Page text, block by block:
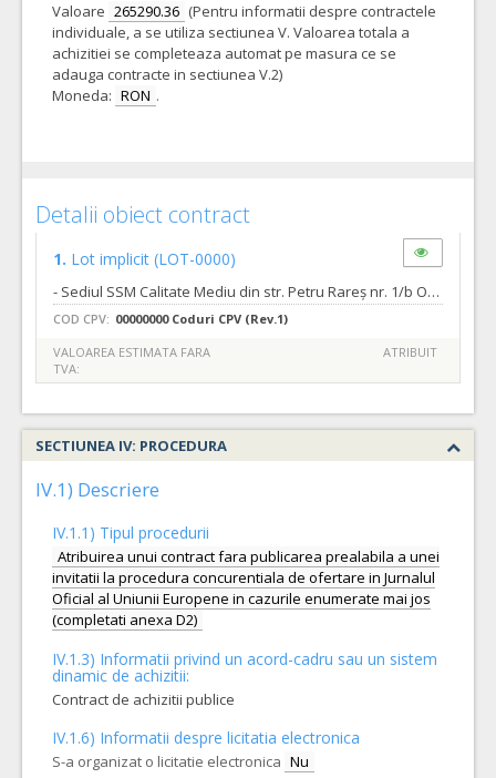
Valoare 265290.36 (Pentru informatii despre contractele
individuale, a se utiliza sectiunea V. Valoarea totala a
achizitiei se completeaza automat pe masura ce se
adauga contracte in sectiunea V.2)
Moneda: RON .
Detalii obiect contract
1. Lot implicit (LOT-0000)
- Sediul SSM Calitate Mediu din str. Petru Rareș nr. 1/b Oradea 1 (un) post de 9 ore numai în zilele lucrătoare între orele 700-1600; - paza proprietății împotriva accesului neautorizat sau a ocupării abuzive; - paza proprietății împotriva furturilor, a distrugerilor, incendiilor, precum și a altor acțiuni producătoare de pagube materiale; - detectarea substanțelor, armelor, explozibililor sau a materialelor de orice natură care pot provoca o pagubă; - paza proprietății intelectuale; - paza mediului înconjurător; - furnizarea către autoritățile competente a informațiilor legate de incidentele apărute în timpul activității de pază. - numărul posturilor de pază necesar pentru asigurarea fiecărui obiectiv în parte (nr. de agenți)se va stabili de fiecare ofertant în funcție de strategia de apărare și costurile implicate. - personalul de pază va avea în dotare arme
COD CPV: 00000000 Coduri CPV (Rev.1)
VALOAREA ESTIMATA FARA
TVA:
ATRIBUIT
SECTIUNEA IV: PROCEDURA
IV.1) Descriere
IV.1.1) Tipul procedurii
Atribuirea unui contract fara publicarea prealabila a unei
invitatii la procedura concurentiala de ofertare in Jurnalul
Oficial al Uniunii Europene in cazurile enumerate mai jos
(completati anexa D2)
IV.1.3) Informatii privind un acord-cadru sau un sistem
dinamic de achizitii:
Contract de achizitii publice
IV.1.6) Informatii despre licitatia electronica
S-a organizat o licitatie electronica Nu